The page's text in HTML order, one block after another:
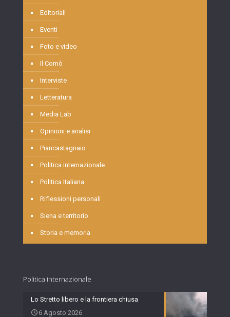
Editoriali
Eventi
Foto e video
Il Comò
Interviste
Letteratura
Media Lab
Opinioni e analisi
Piancastagnaio
Politica internazionale
Politica Italiana
Riflessioni personali
Siena e territorio
Storia e memoria
Politica internazionale
Lo Stretto libero e la frontiera chiusa
6 Agosto 2026